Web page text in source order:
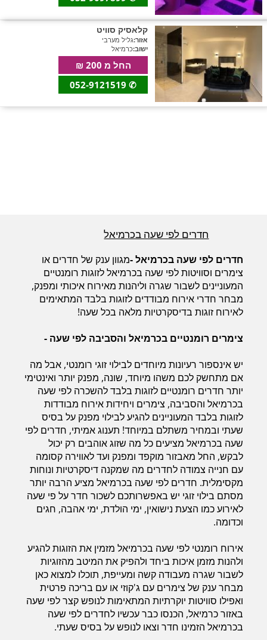
חדרים לפי שעה באזור ירושלים
חדרים לפי שעה באזור השפלה
חדרים לפי שעה בחוף הכרמל
חדרים לפי שעה בחיפה קריות
חדרים לפי שעה ברמת הגולן
חדרים לפי שעה בהערבה
חדרים לפי שעה בעמק יזרעאל
חדרים לפי שעה במישור החוף הדרומי
קלאסיק סוויט
אזור:גליל מערבי
ישוב:כרמיאל
החל מ 200 ₪
✆
חדרים לפי שעה בכרמיאל
חדרים לפי שעה בכרמיאל -מגוון ענק של חדרים או
צימרים וסוויטות לפי שעה בכרמיאל לזוגות רומנטיים
המעוניינים לשבור שגרה וליהנות מאירוח איכותי ומפנק,
מבחר חדרי אירוח מבודדים לזוגות בלבד המתאימים
לאירוח זוגות בדיסקרטיות מלאה בכל שעה!
צימרים רומנטיים בכרמיאל והסביבה לפי שעה -
יש אינספור רעיונות מיוחדים לבילוי זוגי רומנטי, אבל מה
אם מתחשק לכם משהו מיוחד, שונה, מפנק יותר ואינטימי
יותר חדרים רומנטיים לזוגות בלבד להשכרה לפי שעה
בכרמיאל והסביבה, צימרים ויחידות אירוח מבודדות
לזוגות בלבד המעוניינים להגיע לבילוי מפנק על בסיס
שעתי ובמחיר משתלם במיוחד! תענוג אמיתי, חדרים לפי
שעה בכרמיאל מציעים כל מה שזוג אוהבים רק יכול
לבקש, החל מאבזור מוקפד ומפנק ועד לאווירה קסומה
עם חנייה צמודה לחדרים מה שמקנה דיסקרטיות ונוחות
מקסימלית. חדרים לפי שעה בכרמיאל מציע הרבה יותר
מסתם בילוי זוגי יש באפשרותכם לשכור חדר על פי שעה
לאירוע כמו הצעת נישואין, ימי הולדת, ימי אהבה, חגים
וכדומה.
אירוח רומנטי לפי שעה בכרמיאל מזמין את הזוגות להגיע
ולהנות מזמן איכות ביחד ולהפיק את המיטב מהזוגיות
לשבור שגרה מעבודה קשה ומעייפת, תוכלו למצוא כאן
מבחר ענק של צימרים עם ג'קוזי או עם בריכה פרטית
ואפילו סוויטות יוקרתיות המתאימות לנופש קצר לפי שעה
באזור כרמיאל, הכנסו כבר עכשיו לחדרים לפי שעה
בכרמיאל הזמינו חדר וצאו לנופש על בסיס שעתי.